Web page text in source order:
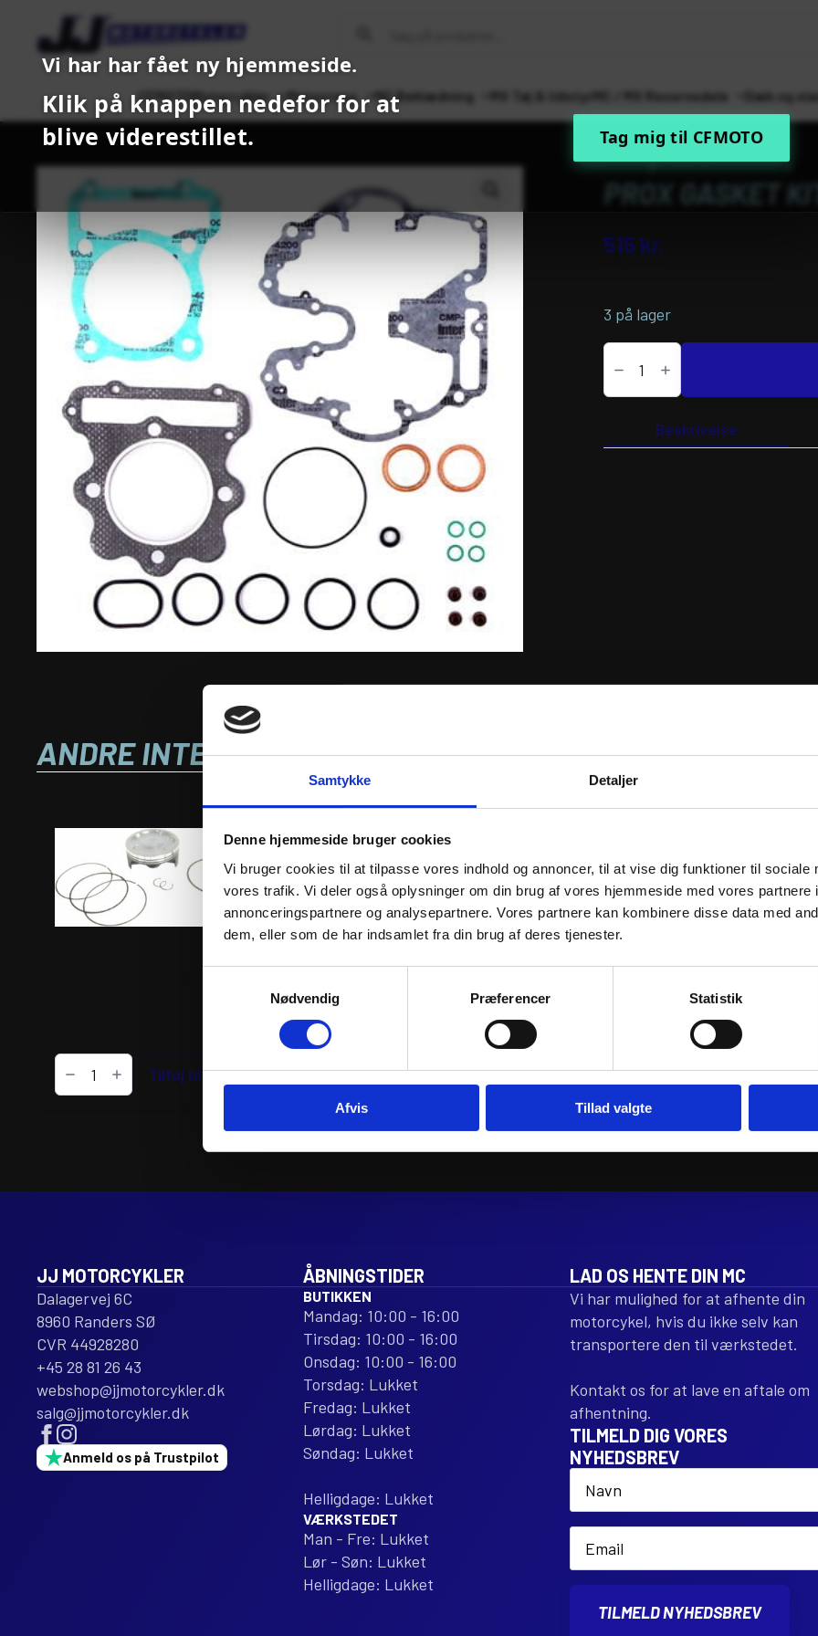
Samtykke Detaljer
Denne hjemmeside bruger cookies
Vi bruger cookies til at tilpasse vores indhold og annoncer, til at vise dig funktioner til sociale
vores trafik. Vi deler også oplysninger om din brug af vores hjemmeside med vores partnere
annonceringspartnere og analysepartnere. Vores partnere kan kombinere disse data med
dem, eller som de har indsamlet fra din brug af deres tjenester.
Nødvendig
Præferencer Statistik
Afvis Tillad valgte
Vi har har fået ny hjemmeside.
Klik på knappen nedefor for at
blive viderestillet.
Tag mig til CFMOTO
CFMOTOMotorcykler Motocross MC Beklædning MX Tøj & Udstyr MC / MX Reservedele Dæk og
Forside MC / MX Reservedele
PROX GASKET
515 kr.
3 på lager
PROX
GASKET
KIT
TOP
Beskrivelse
ANDRE INTERESSANTE VARER
ATHENA
PISTON
KIT
Tilføj til kurv
Ø95,96mm
1.564kr.
inkl. moms
Læs mere
Ø57,95mm
1.071
inkl. moms
Læs mere
JJ MOTORCYKLER
Dalagervej 6C
8960 Randers SØ
CVR 44928280
+45 28 81 26 43
webshop@jjmotorcykler.dk
salg@jjmotorcykler.dk
Anmeld os på Trustpilot
ÅBNINGSTIDER
BUTIKKEN
Mandag: 10:00 - 16:00
Tirsdag: 10:00 - 16:00
Onsdag: 10:00 - 16:00
Torsdag: Lukket
Fredag: Lukket
Lørdag: Lukket
Søndag: Lukket
Helligdage: Lukket
VÆRKSTEDET
Man - Fre: Lukket
Lør - Søn: Lukket
Helligdage: Lukket
LAD OS HENTE DIN MC
Vi har mulighed for at afhente din
motorcykel, hvis du ikke selv kan
transportere den til værkstedet.
Kontakt os for at lave en aftale om
afhentning.
TILMELD DIG VORES
NYHEDSBREV
Name
Email
TILMELD NYHEDSBREV